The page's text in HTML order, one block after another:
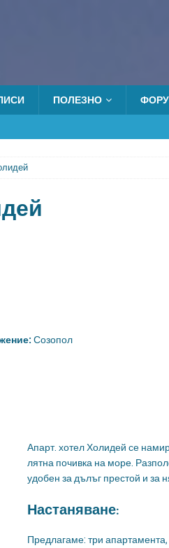
ПОЛЕЗНО
Созопол
Апарт. хотел Холидей се
лятна почивка на море.
удобен за дълъг престой и за
Настаняване:
Предлагаме: три